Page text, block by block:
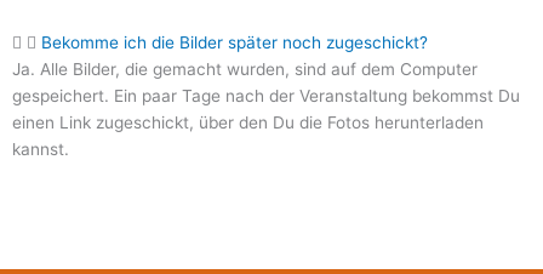
Bekomme ich die Bilder später noch zugeschickt?
Ja. Alle Bilder, die gemacht wurden, sind auf dem Computer
gespeichert. Ein paar Tage nach der Veranstaltung bekommst Du
einen Link zugeschickt, über den Du die Fotos herunterladen
kannst.